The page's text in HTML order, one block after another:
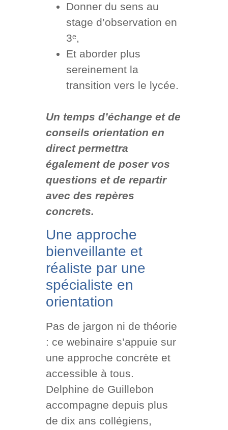
Donner du sens au
stage d’observation en
3ᵉ,
Et aborder plus
sereinement la
transition vers le lycée.
Un temps d’échange et de
conseils orientation en
direct permettra
également de poser vos
questions et de repartir
avec des repères
concrets.
Une approche
bienveillante et
réaliste par une
spécialiste en
orientation
Pas de jargon ni de théorie
: ce webinaire s’appuie sur
une approche concrète et
accessible à tous.
Delphine de Guillebon
accompagne depuis plus
de dix ans collégiens,